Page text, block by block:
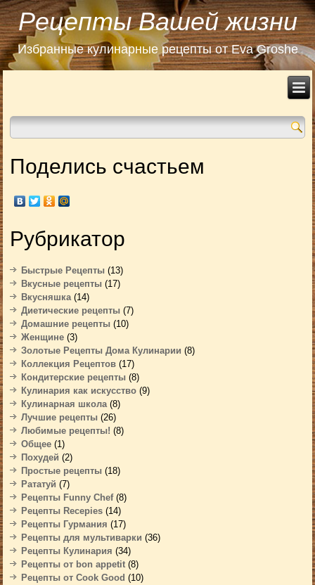
Рецепты Вашей жизни
Избранные кулинарные рецепты от Eva Groshe
Поделись счастьем
Рубрикатор
Быстрые Рецепты (13)
Вкусные рецепты (17)
Вкусняшка(14)
Диетические рецепты (7)
Домашние рецепты (10)
Женщине (3)
Золотые Рецепты Дома Кулинарии (8)
Коллекция Рецептов (17)
Кондитерские рецепты (8)
Кулинария как искусство (9)
Кулинарная школа(8)
Лучшие рецепты (26)
Любимые рецепты! (8)
Общее (1)
Похудей (2)
Простые рецепты (18)
Рататуй (7)
Рецепты Funny Chef(8)
Рецепты Recepies (14)
Рецепты Гурмания (17)
Рецепты для мультиварки (36)
Рецепты Кулинария (34)
Рецепты от bon appetit (8)
Рецепты от Cook Good (10)